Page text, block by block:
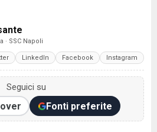
· SSC Napoli
LinkedIn Facebook Instagram
Seguici su
Fonti preferite